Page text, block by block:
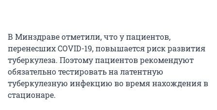
В Минздраве отметили, что у пациентов,
перенесших COVID-19, повышается риск развития
туберкулеза. Поэтому пациентов рекомендуют
обязательно тестировать на латентную
туберкулезную инфекцию во время нахождения в
стационаре.